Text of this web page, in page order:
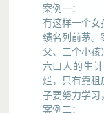
案例一：
有这样一个
绩名列前茅
父、三个小
六口人的生
烂，只有靠
子要努力学习
案例二：